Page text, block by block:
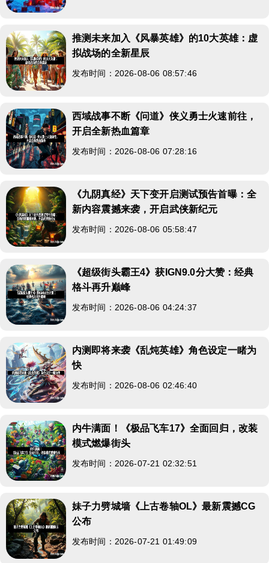
推测未来加入《风暴英雄》的10大英雄：虚
拟战场的全新星辰
发布时间：2026-08-06 08:57:46
西域战事不断《问道》侠义勇士火速前往，
开启全新热血篇章
发布时间：2026-08-06 07:28:16
《九阴真经》天下变开启测试预告首曝：全
新内容震撼来袭，开启武侠新纪元
发布时间：2026-08-06 05:58:47
《超级街头霸王4》获IGN9.0分大赞：经典
格斗再升巅峰
发布时间：2026-08-06 04:24:37
内测即将来袭《乱炖英雄》角色设定一睹为
快
发布时间：2026-08-06 02:46:40
内牛满面！《极品飞车17》全面回归，改装
模式燃爆街头
发布时间：2026-07-21 02:32:51
妹子力劈城墙《上古卷轴OL》最新震撼CG
公布
发布时间：2026-07-21 01:49:09